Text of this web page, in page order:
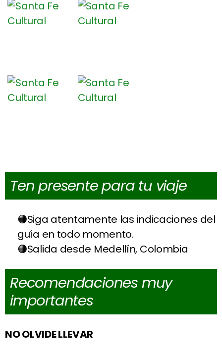
Ten presente para tu viaje
Siga atentamente las indicaciones del
guía en todo momento.
Salida desde Medellín, Colombia
Recomendaciones muy
importantes
NO OLVIDE LLEVAR